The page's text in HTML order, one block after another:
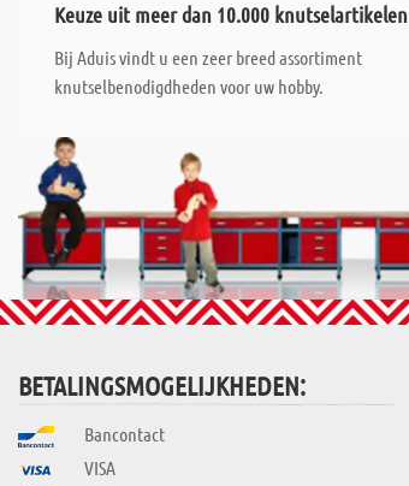
Keuze uit meer dan 10.000 knutselartikelen
Bij Aduis vindt u een zeer breed assortiment
knutselbenodigdheden voor uw hobby.
BETALINGSMOGELIJKHEDEN:
Bancontact
VISA